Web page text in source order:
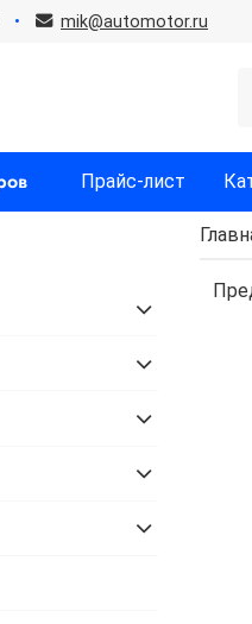
mik@automotor.ru
Прайс-лист